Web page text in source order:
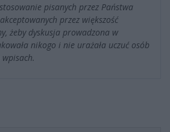
pisanych przez Państwa
przez większość
żeby dyskusja prowadzona w
nikogo i nie urażała uczuć osób